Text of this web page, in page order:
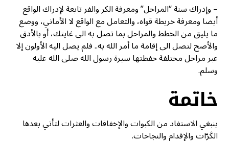
– وإدراك سنة “المراحل” ومعرفة الكر والفر تابعة لإدراك الواقع
أيضا ومعرفة خريطة قواه، والتعامل مع الواقع لا الأماني، ووضع
ما يليق من الخطط والمراحل بما تصل به الى غايتك، أو بالأدق
والأصح لتصل الى إقامة ما أمر الله به.. فلم يصل اليه الأولون إلا
عبر مراحل مختلفة حفظتها سيرة رسول الله صلى الله عليه
وسلم.
خاتمة
ينبغي الاستفاد من الكبوات والإخفاقات والعثرات لتأتي بعدها
الكَرّات والإقدام والنجاحات.